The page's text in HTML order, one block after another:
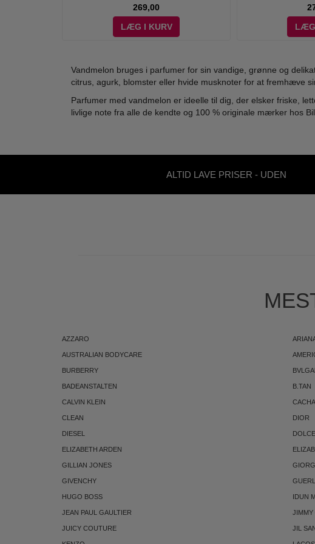
269,00
LÆG I KURV
LÆG
Vandmelon bruges i parfumer for sin vandige, grønne og
citrus, agurk, blomster eller hvide musknoter for at fremhæve
Parfumer med vandmelon er ideelle til dig, der elsker friske,
livlige note fra alle de kendte og 100 % originale mærker hos
ALTID LAVE PRISER - UDEN
AZZARO
AUSTRALIAN BODYCARE
BURBERRY
BADEANSTALTEN B.TAN
CALVIN KLEIN
CLEAN DIOR
DIESEL
ELIZABETH ARDEN
GILLIAN JONES
GIVENCHY
HUGO BOSS IDUN
JEAN PAUL GAULTIER JIMMY
JUICY COUTURE JIL